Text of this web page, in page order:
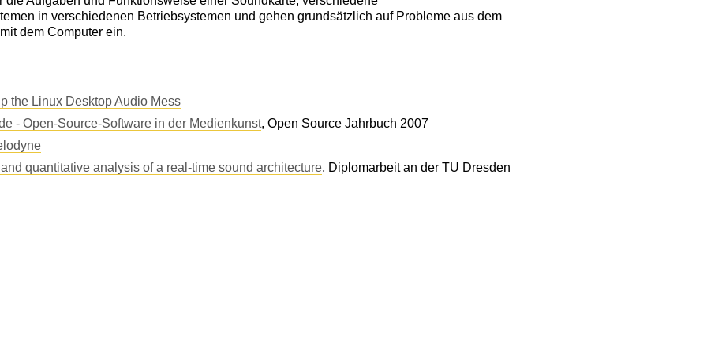
in verschiedenen Betriebsystemen und gehen grundsätzlich auf Probleme aus dem
dem Computer ein.
the Linux Desktop Audio Mess
- Open-Source-Software in der Medienkunst, Open Source Jahrbuch 2007
quantitative analysis of a real-time sound architecture, Diplomarbeit an der TU Dresden